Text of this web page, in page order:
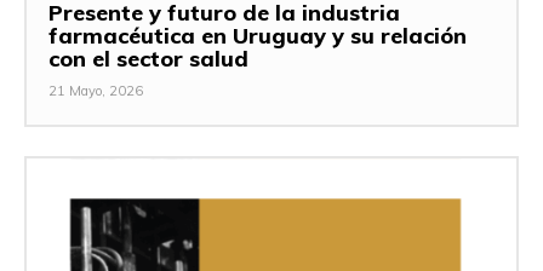
Presente y futuro de la industria
farmacéutica en Uruguay y su relación
con el sector salud
21 Mayo, 2026